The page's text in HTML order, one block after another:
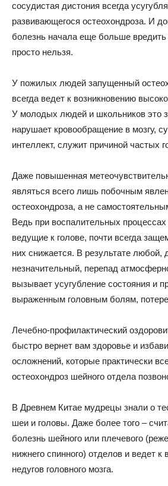
сосудистая дистония всегда
развивающегося остеохондроза. И
болезнь начала еще больше вредить
просто нельзя.
У пожилых людей запущенный
всегда ведет к возникновению
У молодых людей и школьников это
нарушает кровообращение в мозгу,
интеллект, служит причиной частых
Даже повышенная
являться всего лишь побочным
остеохондроза, а не
Ведь при воспалительных
ведущие к голове, почти всегда
них снижается. В результате любой,
незначительный, перепад
вызывает усугубление состояния и
выраженным головным болям,
Лечебно-профилактический
быстро вернет вам здоровье и
осложнений, которые практически
остеохондроз шейного отдела
В Древнем Китае мудрецы знали о
шеи и головы. Даже более того –
болезнь шейного или плечевого
нижнего спинного) отделов и ведет к
недугов головного мозга.